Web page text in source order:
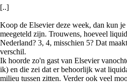
[..]
Koop de Elsevier deze week, dan kun
meegeteld zijn. Trouwens, hoeveel
Nederland? 3, 4, misschien 5? Dat
verschil.
Ik hoorde zo'n gast van Elsevier
ik) en die zei dat er behoorlijk wat
milieu tussen zitten. Verder ook veel